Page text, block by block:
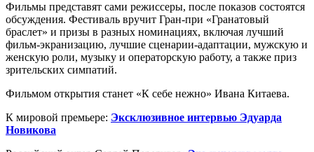
Фильмы представят сами режиссеры, после показов состоятся
обсуждения. Фестиваль вручит Гран‑при «Гранатовый
браслет» и призы в разных номинациях, включая лучший
фильм-экранизацию, лучшие сценарии-адаптации, мужскую и
женскую роли, музыку и операторскую работу, а также приз
зрительских симпатий.
Фильмом открытия станет «К себе нежно» Ивана Китаева.
К мировой премьере: Эксклюзивное интервью Эдуарда
Новикова